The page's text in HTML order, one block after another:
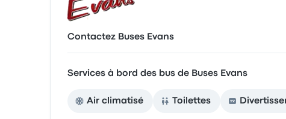
Contactez Buses Evans
Services à bord des bus de Buses Evans
Air climatisé Toilettes